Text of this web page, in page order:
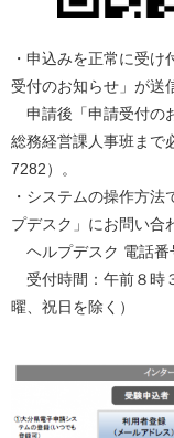
・申込みを正常に受
受付のお知らせ」が送
申請後「申請受付の
総務経営課人事班まで
7282）。
・システムの操作方
プデスク」にお問い合
ヘルプデスク 電話番
受付時間：午前８時
曜、祝日を除く）